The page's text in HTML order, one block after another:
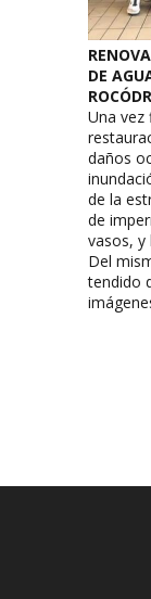
DE
Una vez
daños
de la
de
vasos, y
Del
tendido